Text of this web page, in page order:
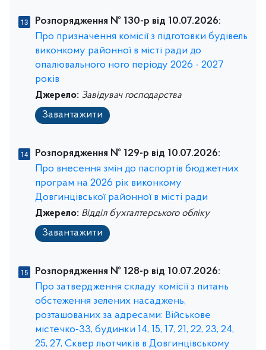
Розпорядження № 130-р від 10.07.2026:
Про призначення комісії з підготовки будівель
виконкому районної в місті ради до
опалювального ного періоду 2026 - 2027
років
Джерело: Завідувач господарства
Завантажити
Розпорядження № 129-р від 10.07.2026:
Про внесення змін до паспортів бюджетних
програм на 2026 рік виконкому
Довгинцівської районної в місті ради
Джерело: Відділ бухгалтерського обліку
Завантажити
Розпорядження № 128-р від 10.07.2026:
Про затвердження складу комісії з питань
обстеження зелених насаджень,
розташованих за адресами: Військове
містечко-33, будинки 14, 15, 17, 21, 22, 23, 24,
25, 27, Сквер льотчиків в Довгинцівському